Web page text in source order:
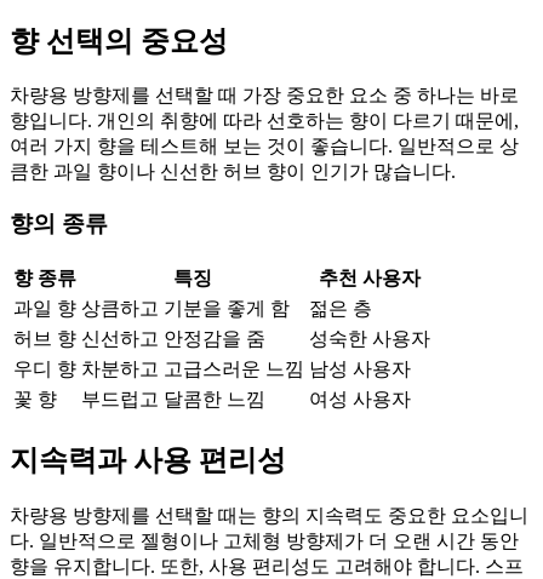
향 선택의 중요성
차량용 방향제를 선택할 때 가장 중요한 요소 중 하나는 바로
향입니다. 개인의 취향에 따라 선호하는 향이 다르기 때문에,
여러 가지 향을 테스트해 보는 것이 좋습니다. 일반적으로 상
큼한 과일 향이나 신선한 허브 향이 인기가 많습니다.
향의 종류
향 종류 특징
추천 사용자
과일 향 상큼하고 기분을 좋게 함
젊은 층
허브 향 신선하고 안정감을 줌
성숙한 사용자
우디 향 차분하고 고급스러운 느낌 남성 사용자
꽃 향
부드럽고 달콤한 느낌 여성 사용자
지속력과 사용 편리성
차량용 방향제를 선택할 때는 향의 지속력도 중요한 요소입니
다. 일반적으로 젤형이나 고체형 방향제가 더 오랜 시간 동안
향을 유지합니다. 또한, 사용 편리성도 고려해야 합니다. 스프